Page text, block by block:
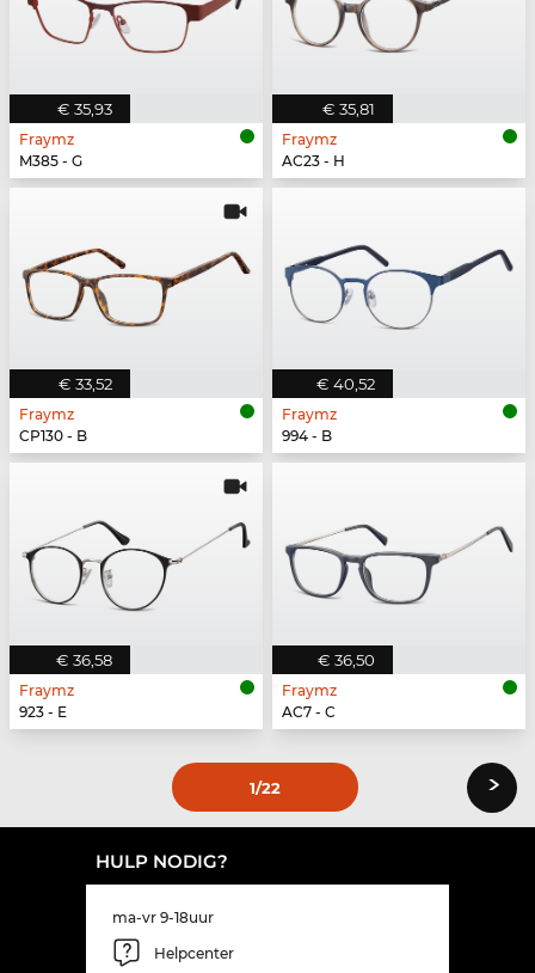
€ 35,93
Fraymz
M385 - G
€ 35,81
Fraymz
AC23 - H
€ 33,52
Fraymz
CP130 - B
€ 40,52
Fraymz
994 - B
€ 36,58
Fraymz
923 - E
€ 36,50
Fraymz
AC7 - C
1/22 ›
HULP NODIG?
ma-vr 9-18uur
Helpcenter